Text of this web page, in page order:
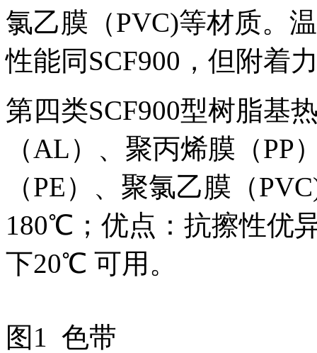
氯乙膜（PVC)等材质。
性能同SCF900，但附着
第四类SCF900型树脂基
（AL）、聚丙烯膜（PP
（PE）、聚氯乙膜（
180℃；优点：抗擦性优
下20℃ 可用。
图1 色带